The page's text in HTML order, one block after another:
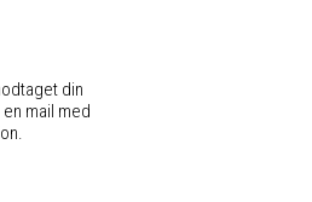
din
mail med